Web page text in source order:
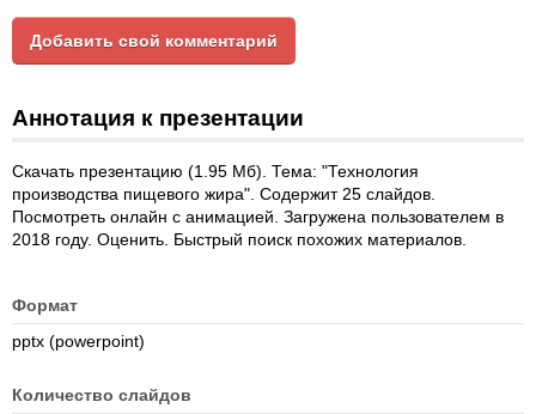
Добавить свой комментарий
Аннотация к презентации
Скачать презентацию (1.95 Мб). Тема: "Технология
производства пищевого жира". Содержит 25 слайдов.
Посмотреть онлайн с анимацией. Загружена пользователем в
2018 году. Оценить. Быстрый поиск похожих материалов.
Формат
pptx (powerpoint)
Количество слайдов